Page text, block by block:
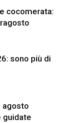
cocomerata:
sono più di
agosto
guidate